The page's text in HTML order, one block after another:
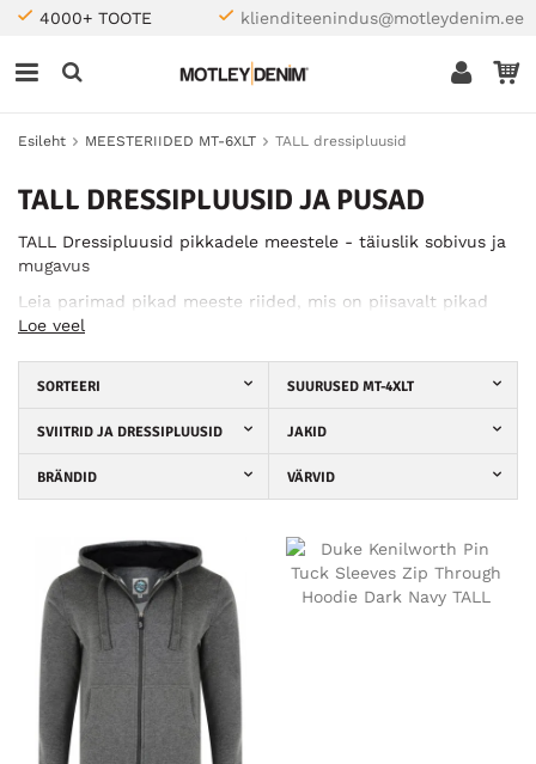
4000+ TOOTE klienditeenindus@motleydenim.ee
Esileht MEESTERIIDED MT-6XLT TALL dressipluusid
TALL DRESSIPLUUSID JA PUSAD
TALL Dressipluusid pikkadele meestele - täiuslik sobivus ja
mugavus
Leia parimad pikad meeste riided, mis on piisavalt pikad
ilma lisalaiuseta. Meie TALL Dressipluusi valik pikkadele
kollektsiooniga ja leia ideaalne dressipluus pikemale kehale!
Loe veel
SORTEERI SUURUSED MT-4XLT
SVIITRID JA DRESSIPLUUSID JAKID
BRÄNDID VÄRVID